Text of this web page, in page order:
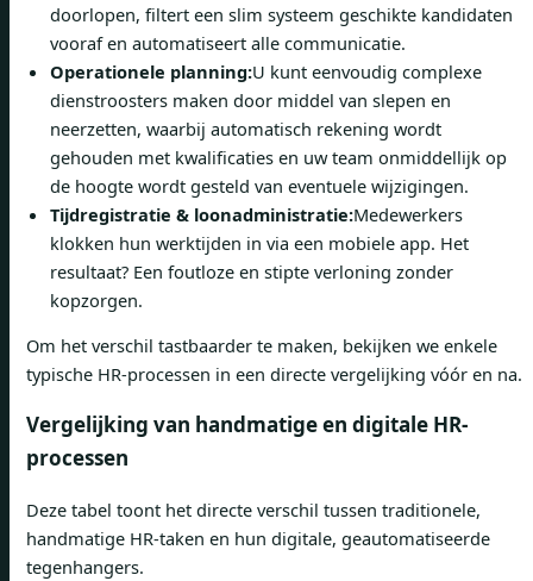
doorlopen, filtert een slim systeem geschikte kandidaten
vooraf en automatiseert alle communicatie.
Operationele planning:U kunt eenvoudig complexe
dienstroosters maken door middel van slepen en
neerzetten, waarbij automatisch rekening wordt
gehouden met kwalificaties en uw team onmiddellijk op
de hoogte wordt gesteld van eventuele wijzigingen.
Tijdregistratie & loonadministratie:Medewerkers
klokken hun werktijden in via een mobiele app. Het
resultaat? Een foutloze en stipte verloning zonder
kopzorgen.
Om het verschil tastbaarder te maken, bekijken we enkele
typische HR-processen in een directe vergelijking vóór en na.
Vergelijking van handmatige en digitale HR-
processen
Deze tabel toont het directe verschil tussen traditionele,
handmatige HR-taken en hun digitale, geautomatiseerde
tegenhangers.